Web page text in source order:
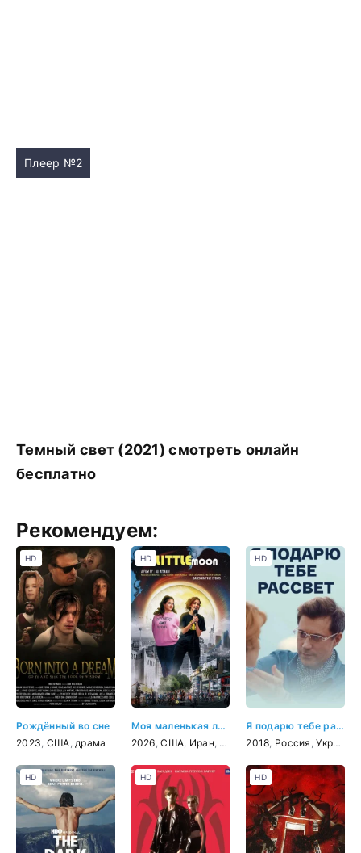
Плеер №2
Темный свет (2021) смотреть онлайн
бесплатно
Рекомендуем:
Рождённый во сне
2023 США драма
HD
Моя маленькая луна
2026 ,США Иран драма
HD
Я подарю тебе рассвет
2018 Россия ,Украина
HD
HD HD HD